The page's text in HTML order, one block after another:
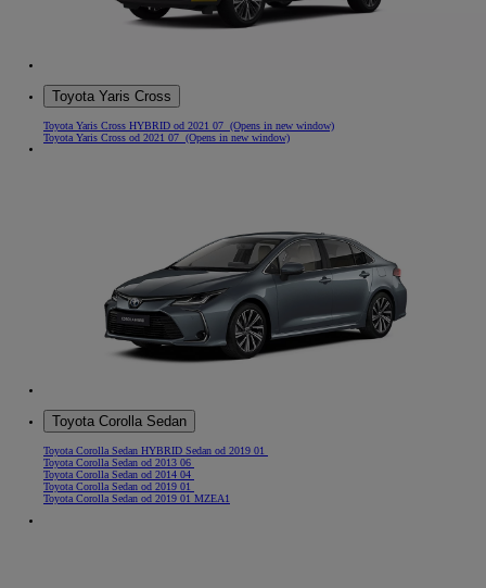
Toyota Yaris Cross
Toyota Yaris Cross HYBRID od 2021 07 (Opens in new window)
Toyota Yaris Cross od 2021 07 (Opens in new window)
Toyota Corolla Sedan
Toyota Corolla Sedan HYBRID Sedan od 2019 01
Toyota Corolla Sedan od 2013 06
Toyota Corolla Sedan od 2014 04
Toyota Corolla Sedan od 2019 01
Toyota Corolla Sedan od 2019 01 MZEA1